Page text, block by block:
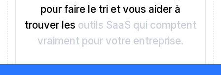
pour faire le tri et vous aider à
trouver les outils SaaS qui comptent
vraiment pour votre entreprise.